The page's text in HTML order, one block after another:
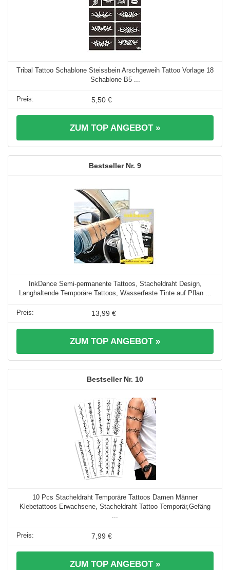
Tribal Tattoo Schablone Steissbein Arschgeweih Tattoo Vorlage 18
Schablone B5 ...
5,50 €
ZUM TOP ANGEBOT »
9
InkDance Semi-permanente Tattoos, Stacheldraht Design,
Langhaltende Temporäre Tattoos, Wasserfeste Tinte auf Pflan ...
13,99 €
ZUM TOP ANGEBOT »
10
10 Pcs Stacheldraht Temporäre Tattoos Damen Männer
Klebetattoos Erwachsene, Stacheldraht Tattoo Temporär,Gefäng
7,99 €
ZUM TOP ANGEBOT »